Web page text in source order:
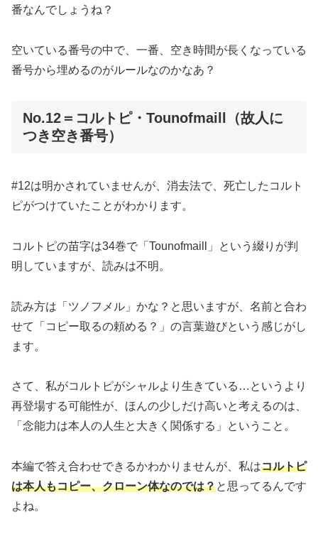
番なんでしょうね？
空いている番号の中で、一番、空き時間が長くなっている
番号から埋めるのがルールなのかなあ？
No.12＝コルトピ・Tounofmaill（故人に
つき空き番号）
#12は明かされていませんが、消去法で、死亡したコルト
ピがつけていたことがわかります。
コルトピの苗字は34巻で「Tounofmaill」という綴りが判
明していますが、読みは不明。
読み方は「ツノフメル」かな？と思いますが、名前と合わ
せて「コピー取るの頼める？」の言葉遊びという感じがし
ます。
さて、私がコルトピがシャルより生きている…というより
再登場する可能性が、ほんの少しだけ高いと考えるのは、
「念能力は本人の人生と大きく関係する」ということ。
本編で答え合わせできるかわかりませんが、私はコルトピ
は本人もコピー、クローン体なのでは？と思ってるんです
よね。